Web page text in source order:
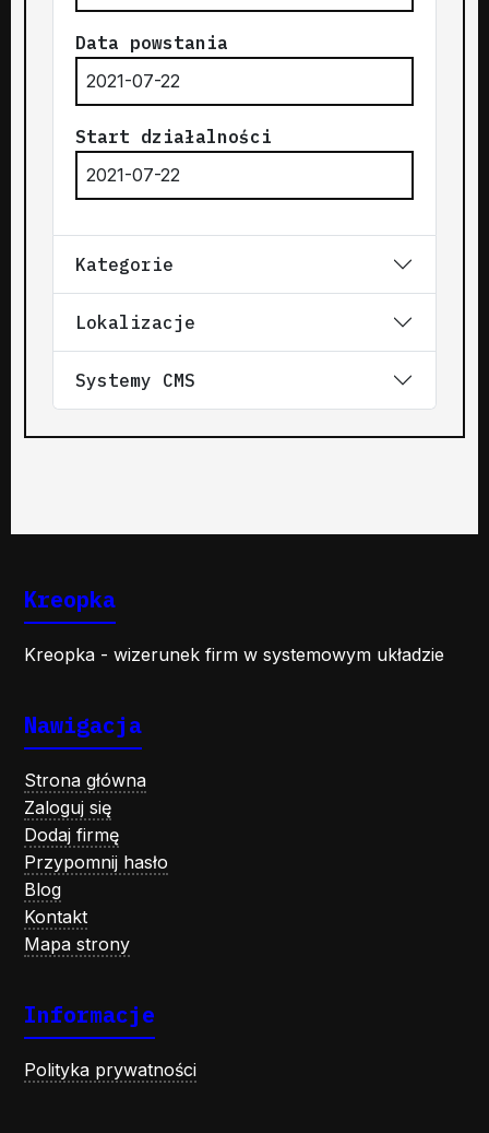
Data powstania
2021-07-22
Start działalności
2021-07-22
Kategorie
Lokalizacje
Systemy CMS
Kreopka
Kreopka - wizerunek firm w systemowym układzie
Nawigacja
Strona główna
Zaloguj się
Dodaj firmę
Przypomnij hasło
Blog
Kontakt
Mapa strony
Informacje
Polityka prywatności